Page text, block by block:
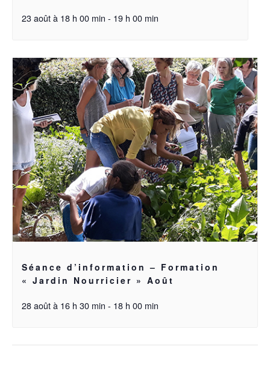
23 août à 18 h 00 min - 19 h 00 min
Séance d’information – Formation
« Jardin Nourricier » Août
28 août à 16 h 30 min - 18 h 00 min